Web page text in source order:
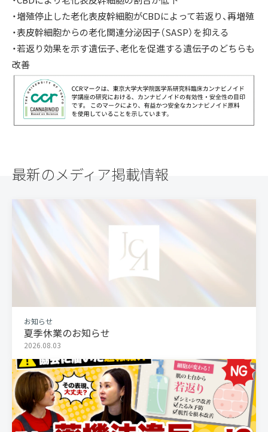
・増殖停止した老化表皮幹細胞がCBDによって若返り、再増殖
・表皮幹細胞からの老化関連分泌因子（SASP）を抑える
・若返り効果を示す遺伝子、老化を促進する遺伝子のどちらも
改善
最新のメディア掲載情報
お知らせ
夏季休業のお知らせ
2026.08.03